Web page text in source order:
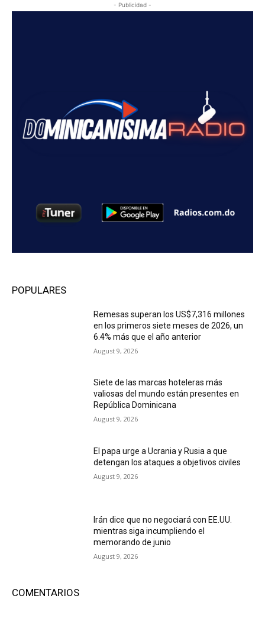
- Publicidad -
POPULARES
Remesas superan los US$7,316 millones
en los primeros siete meses de 2026, un
6.4% más que el año anterior
August 9, 2026
Siete de las marcas hoteleras más
valiosas del mundo están presentes en
República Dominicana
August 9, 2026
El papa urge a Ucrania y Rusia a que
detengan los ataques a objetivos civiles
August 9, 2026
Irán dice que no negociará con EE.UU.
mientras siga incumpliendo el
memorando de junio
August 9, 2026
COMENTARIOS